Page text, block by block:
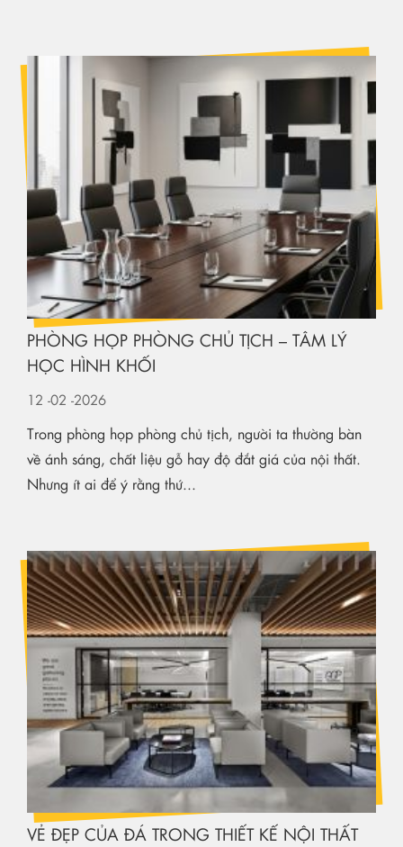
PHÒNG HỌP PHÒNG CHỦ TỊCH – TÂM LÝ
HỌC HÌNH KHỐI
12 -02 -2026
Trong phòng họp phòng chủ tịch, người ta thường bàn
về ánh sáng, chất liệu gỗ hay độ đắt giá của nội thất.
Nhưng ít ai để ý rằng thứ...
VẺ ĐẸP CỦA ĐÁ TRONG THIẾT KẾ NỘI THẤT